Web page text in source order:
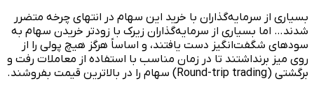
بسیاری از سرمایه‌گذاران با خرید این سهام در انتهای چرخه متضرر
شدند… اما بسیاری از سرمایه‌گذاران زیرک با زودتر خریدن سهام به
سودهای شگفت‌انگیز دست یافتند، و اساساً هرگز هیچ پولی را از
روی میز برنداشتند تا در زمان مناسب با استفاده از معاملات رفت و
برگشتی (Round-trip trading) سهام را در بالاترین قیمت بفروشند.